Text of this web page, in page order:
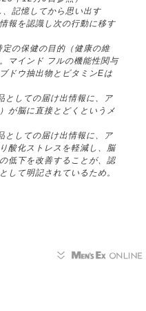
記憶してから思い出す
報を認識し次の行動に移す
の保健の目的（健康の維
マインド フルの機能性関与
ドウ抽出物とビタミンEは
としての届け出情報に、ア
が脳に直接とどくというメ
としての届け出情報に、ア
酸化ストレスを軽減し、脳
低下を改善することが、認
して明記されているため。